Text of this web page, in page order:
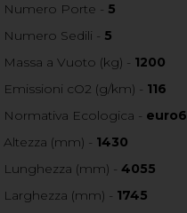
Numero Porte - 5
Numero Sedili - 5
Massa a Vuoto (kg) - 1200
Emissioni cO2 (g/km) - 116
Normativa Ecologica - euro6
Altezza (mm) - 1430
Lunghezza (mm) -4055
Larghezza (mm) - 1745